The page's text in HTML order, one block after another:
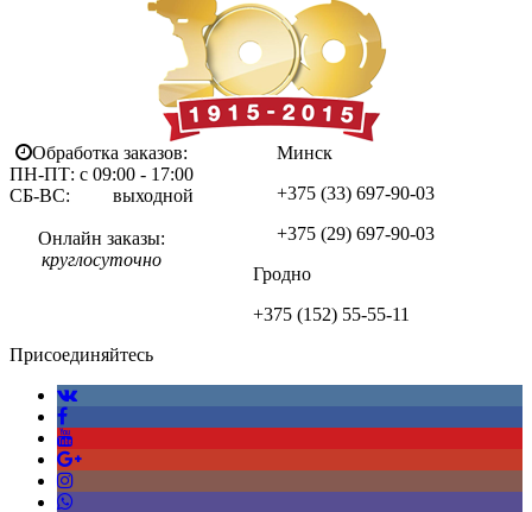
Обработка заказов:
ПН-ПТ: с 09:00 - 17:00
СБ-ВС: выходной
Онлайн заказы:
круглосуточно
Минск
+375 (33) 697-90-03
+375 (29) 697-90-03
Гродно
+375 (152) 55-55-11
Присоединяйтесь